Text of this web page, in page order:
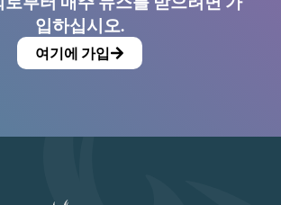
입하십시오.
여기에 가입